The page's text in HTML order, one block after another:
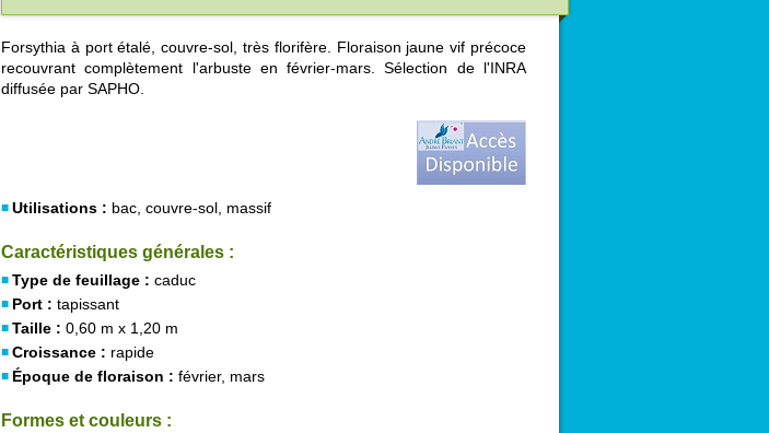
Forsythia à port étalé, couvre-sol, très florifère. Floraison jaune vif précoce
recouvrant complètement l'arbuste en février-mars. Sélection de l'INRA
diffusée par SAPHO.
Utilisations : bac, couvre-sol, massif
Caractéristiques générales :
Type de feuillage : caduc
Port : tapissant
Taille : 0,60 m x 1,20 m
Croissance : rapide
Époque de floraison : février, mars
Formes et couleurs :